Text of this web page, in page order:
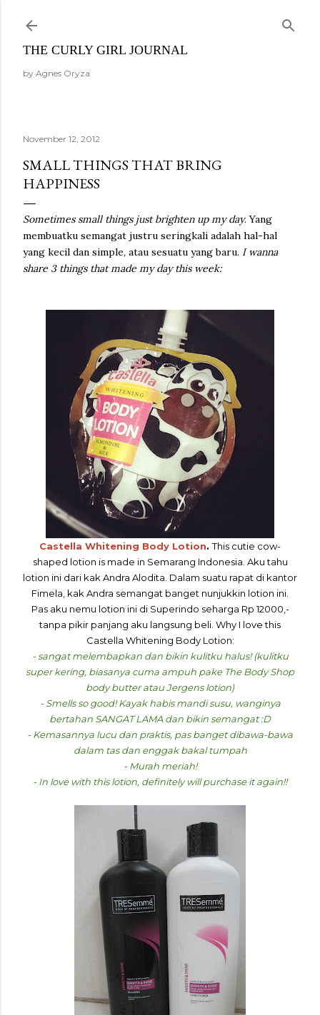
THE CURLY GIRL JOURNAL
by Agnes Oryza
November 12, 2012
SMALL THINGS THAT BRING
HAPPINESS
Sometimes small things just brighten up my day. Yang
membuatku semangat justru seringkali adalah hal-hal
yang kecil dan simple, atau sesuatu yang baru. I wanna
share 3 things that made my day this week:
Castella Whitening Body Lotion.This cutie cow-
shaped lotion is made in Semarang Indonesia. Aku tahu
lotion ini dari kak Andra Alodita. Dalam suatu rapat di kantor
Fimela, kak Andra semangat banget nunjukkin lotion ini.
Pas aku nemu lotion ini di Superindo seharga Rp 12000,-
tanpa pikir panjang aku langsung beli. Why I love this
Castella Whitening Body Lotion:
- sangat melembapkan dan bikin kulitku halus! (kulitku
super kering, biasanya cuma ampuh pake The Body Shop
body butter atau Jergens lotion)
- Smells so good! Kayak habis mandi susu, wanginya
bertahan SANGAT LAMA dan bikin semangat :D
- Kemasannya lucu dan praktis, pas banget dibawa-bawa
dalam tas dan enggak bakal tumpah
- Murah meriah!
- In love with this lotion, definitely will purchase it again!!